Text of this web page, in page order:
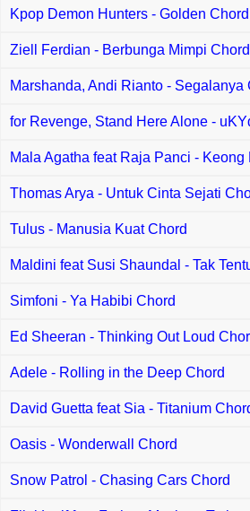
Kpop Demon Hunters - Golden Chord
Ziell Ferdian - Berbunga Mimpi Chord
Marshanda, Andi Rianto - Segalanya
for Revenge, Stand Here Alone -
Mala Agatha feat Raja Panci - Keong
Thomas Arya - Untuk Cinta Sejati
Tulus - Manusia Kuat Chord
Maldini feat Susi Shaundal - Tak
Simfoni - Ya Habibi Chord
Ed Sheeran - Thinking Out Loud
Adele - Rolling in the Deep Chord
David Guetta feat Sia - Titanium
Oasis - Wonderwall Chord
Snow Patrol - Chasing Cars Chord